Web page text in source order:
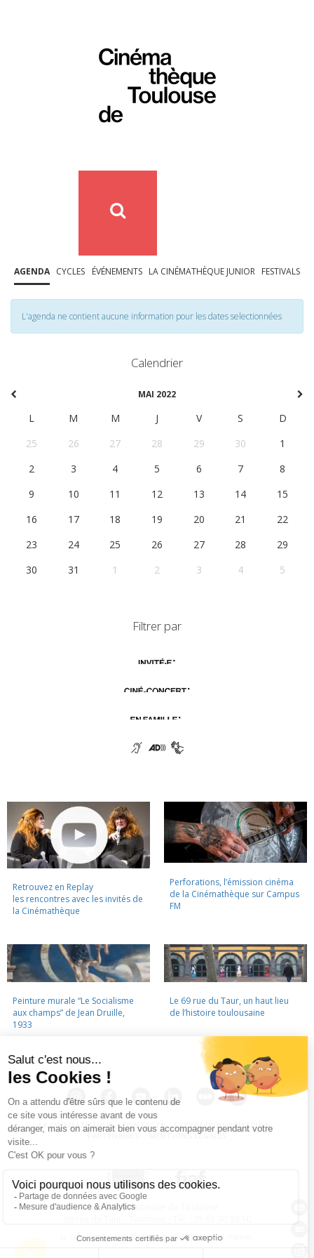
AGENDA CYCLES ÉVÉNEMENTS LA CINÉMATHÈQUE JUNIOR FESTIVALS
L'agenda ne contient aucune information pour les dates selectionnées
Calendrier
MAI 2022
L M M J V S
D
25
26 27 28 29 30
1
2
3 4 5 6 7
8
9
10 11 12 13 14
15
16
17 18 19 20 21
22
23
24 25 26 27 28
29
30
31 1 2 3 4 5
Filtrer par
Retrouvez en Replay
les rencontres avec les invités de
la Cinémathèque
Perforations, l’émission cinéma
de la Cinémathèque sur Campus
FM
Peinture murale “Le Socialisme
aux champs” de Jean Druille,
1933
Le 69 rue du Taur, un haut lieu
de l’histoire toulousaine
LA CINÉMATHÈQUE CONTACTS · LETTRE D'INFORMATION
PARTENAIRES · MENTIONS LÉGALES
La Cinémathèque de Toulouse
La Cinémathèque de Toulouse © 2015. Tous droits réservés.